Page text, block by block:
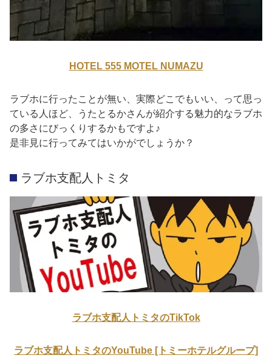
HOTEL 555 MOTEL NUMAZU
ラブホに行ったことが無い、実際どこでもいい、って思っ
ている人ほど、うたとるかさんが紹介する魅力的なラブホ
の多さにびっくりするかもですよ♪
是非見に行ってみてはいかがでしょうか？
ラブホ支配人トミタ
ラブホ支配人トミタのTikTok
ラブホ支配人トミタのYouTube [トミーホテルグループ]